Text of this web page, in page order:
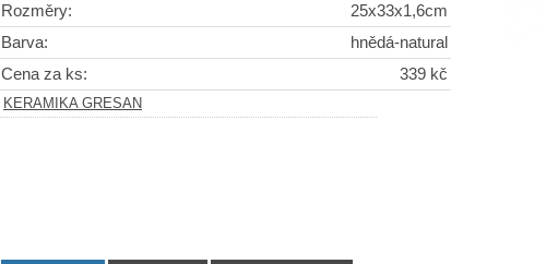
Rozměry:
25x33x1,6cm
Barva:
hnědá-natural
Cena za ks:
339 kč
KERAMIKA GRESAN